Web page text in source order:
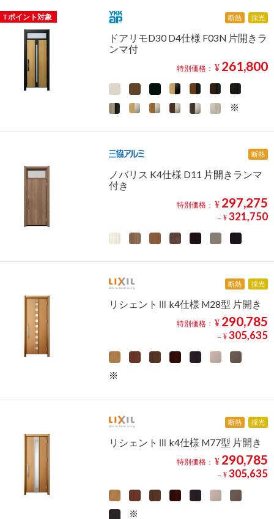
Tポイント対象 断熱 採光
ドアリモD30 D4仕様 F03N 片開きラ
ンマ付
特別価格： ¥ 261,800
断熱
ノバリス K4仕様 D11 片開きランマ
付き
特別価格： ¥ 297,275
～ ¥ 321,750
断熱 採光
リシェントⅢ k4仕様 M28型 片開き
特別価格： ¥ 290,785
～ ¥ 305,635
断熱 採光
リシェントⅢ k4仕様 M77型 片開き
特別価格： ¥ 290,785
～ ¥ 305,635